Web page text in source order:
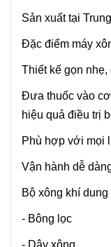
Sản xuất tại
Đặc điểm máy
Thiết kế gọn nhẹ,
Đưa thuốc vào
hiệu quả điều trị
Phù hợp với mọi
Vận hành dễ
Bộ xông khí
- Bông lọc
- Dây xông